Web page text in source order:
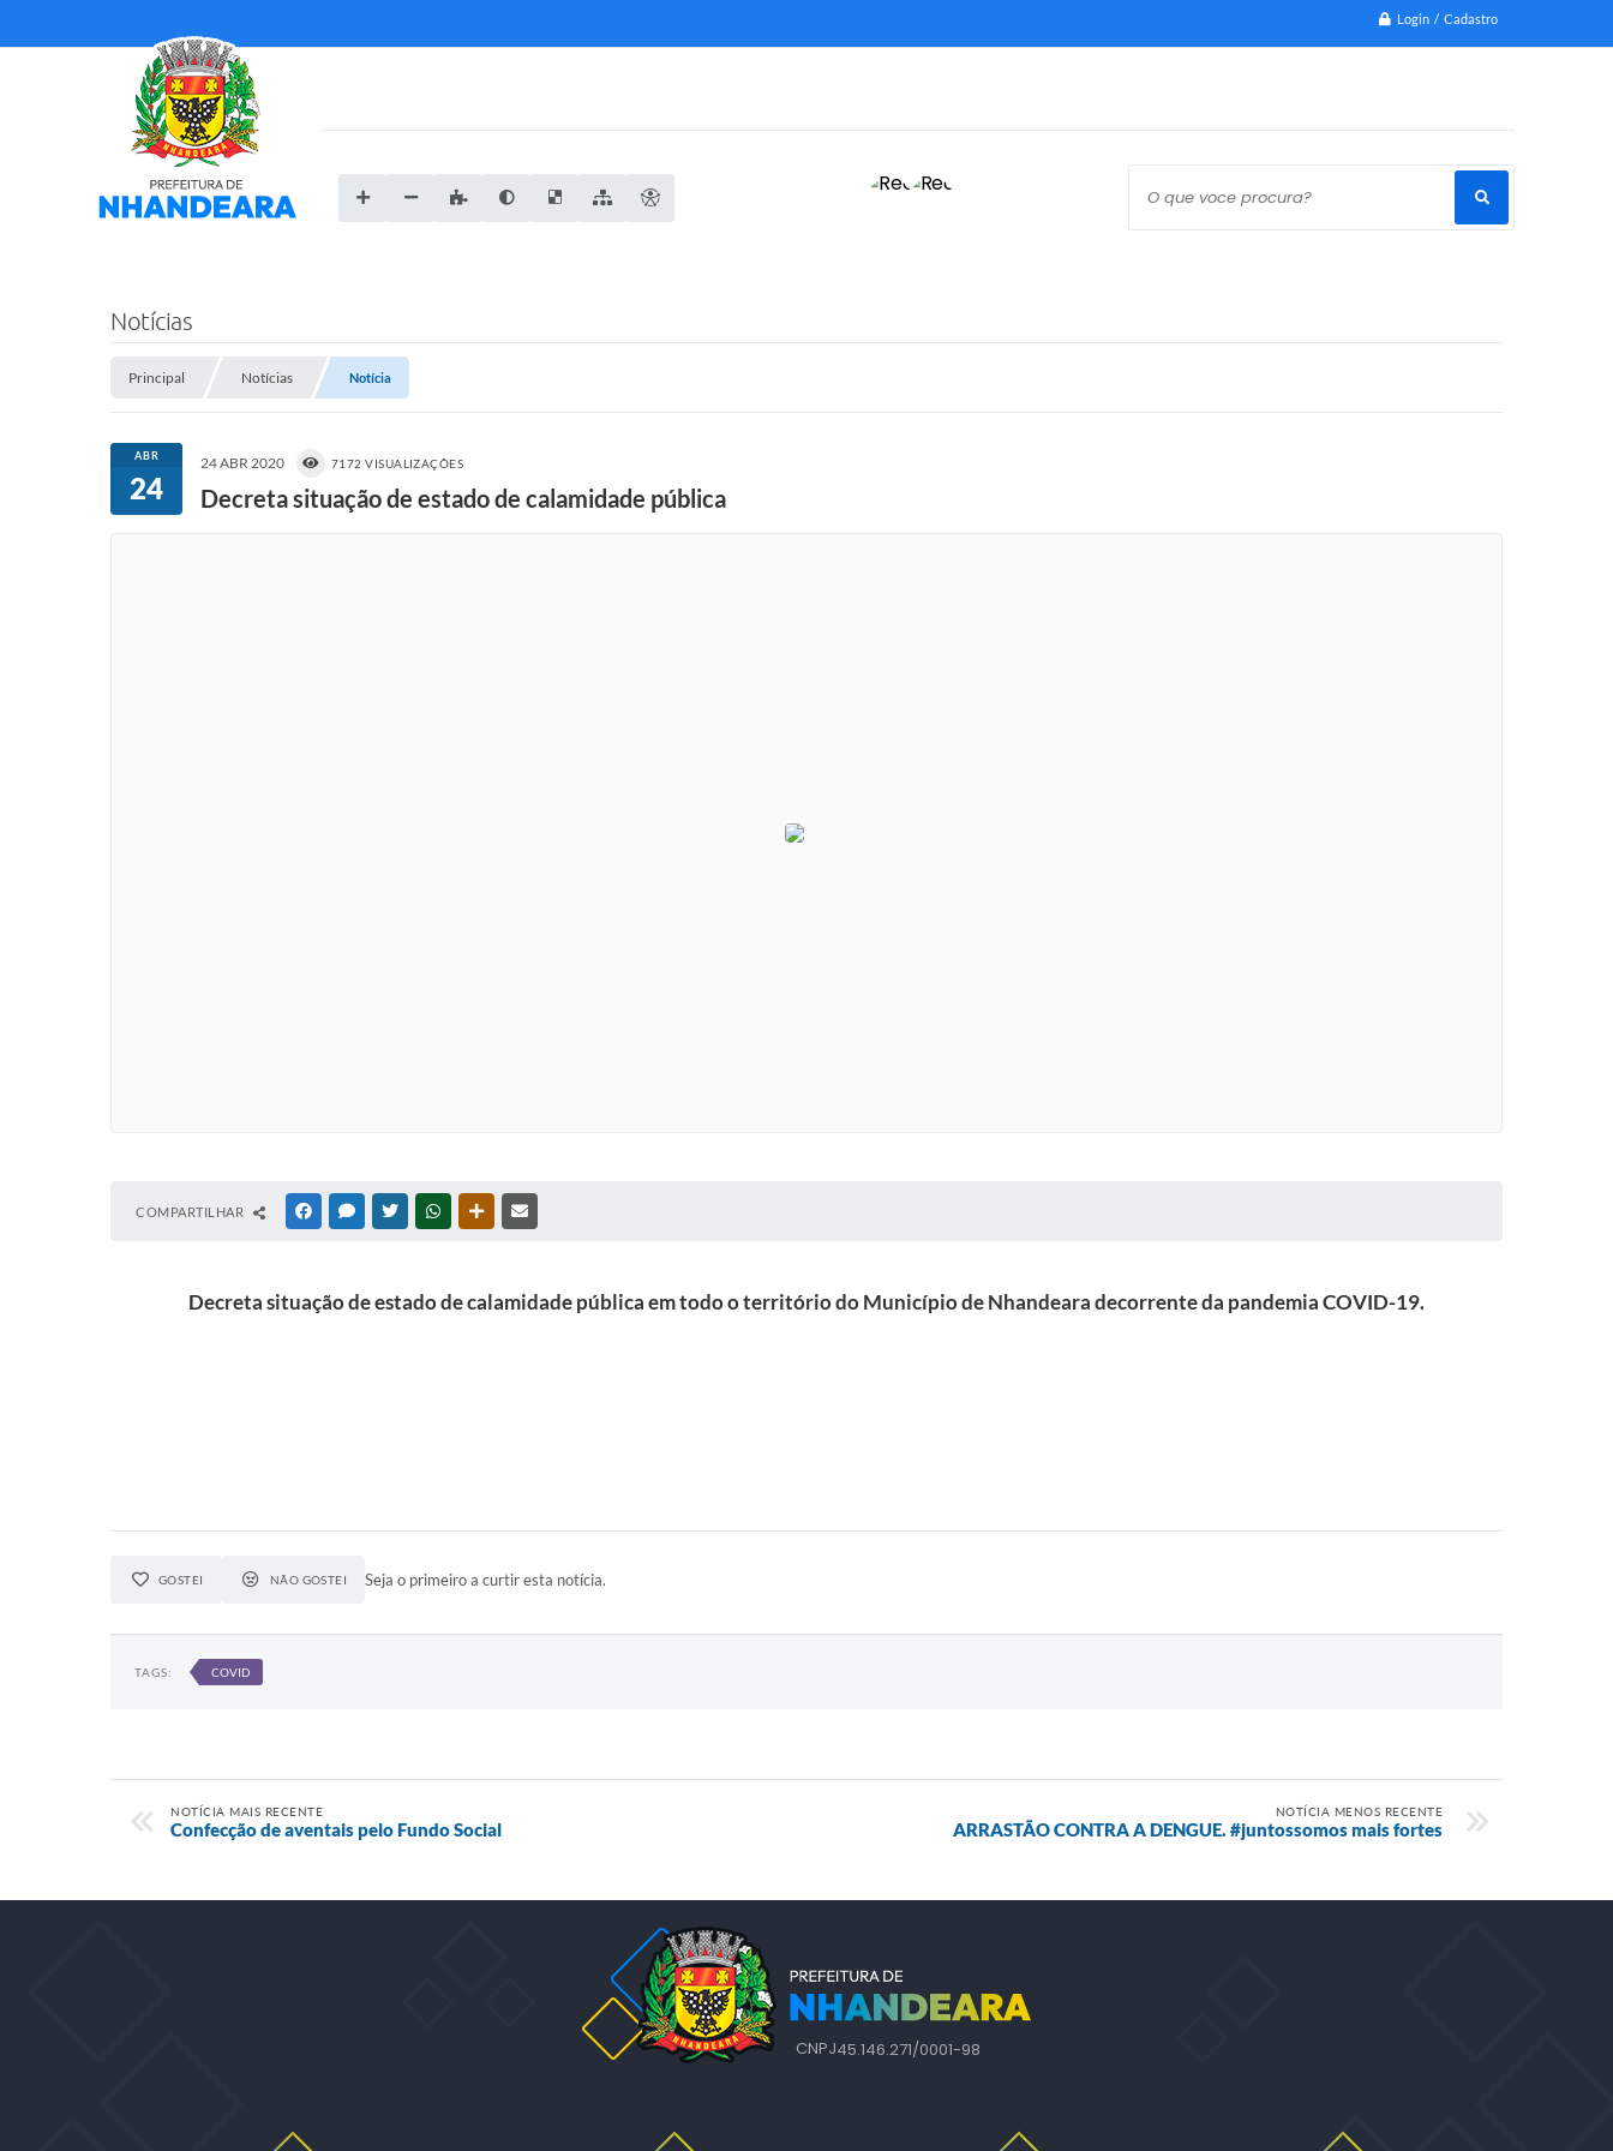
Login / Cadastro
O que voce procura?
Notícias
Principal Notícias Notícia
ABR
24
24 ABR 2020 7172 VISUALIZAÇÕES
Decreta situação de estado de calamidade pública
COMPARTILHAR FACEBOOKMESSENGER
TWITTERWHATSAPPOUTRAS MÍDIAS
Decreta situação de estado de calamidade pública em todo o território do Município de Nhandeara decorrente da pandemia COVID-19.
GOSTEI NÃO GOSTEI Seja o primeiro a curtir esta notícia.
TAGS: COVID
NOTÍCIA MAIS RECENTE
Confecção de aventais pelo Fundo Social
NOTÍCIA MENOS RECENTE
ARRASTÃO CONTRA A DENGUE. #juntossomos mais fortes
CNPJ45.146.271/0001-98